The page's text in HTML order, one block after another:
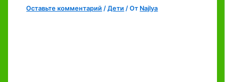
Оставьте комментарий /Дети / От Najlya